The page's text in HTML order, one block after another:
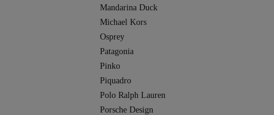
Mandarina Duck
Michael Kors
Osprey
Patagonia
Pinko
Piquadro
Polo Ralph Lauren
Porsche Design